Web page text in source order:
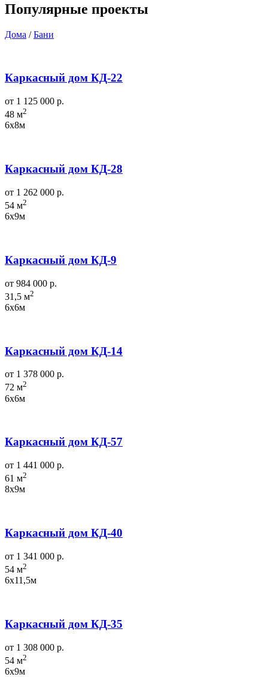
Популярные проекты
Дома / Бани
Каркасный дом КД-22
от 1 125 000 р.
48 м2
6х8м
Каркасный дом КД-28
от 1 262 000 р.
54 м2
6х9м
Каркасный дом КД-9
от 984 000 р.
31,5 м2
6х6м
Каркасный дом КД-14
от 1 378 000 р.
72 м2
6х6м
Каркасный дом КД-57
от 1 441 000 р.
61 м2
8х9м
Каркасный дом КД-40
от 1 341 000 р.
54 м2
6х11,5м
Каркасный дом КД-35
от 1 308 000 р.
54 м2
6х9м